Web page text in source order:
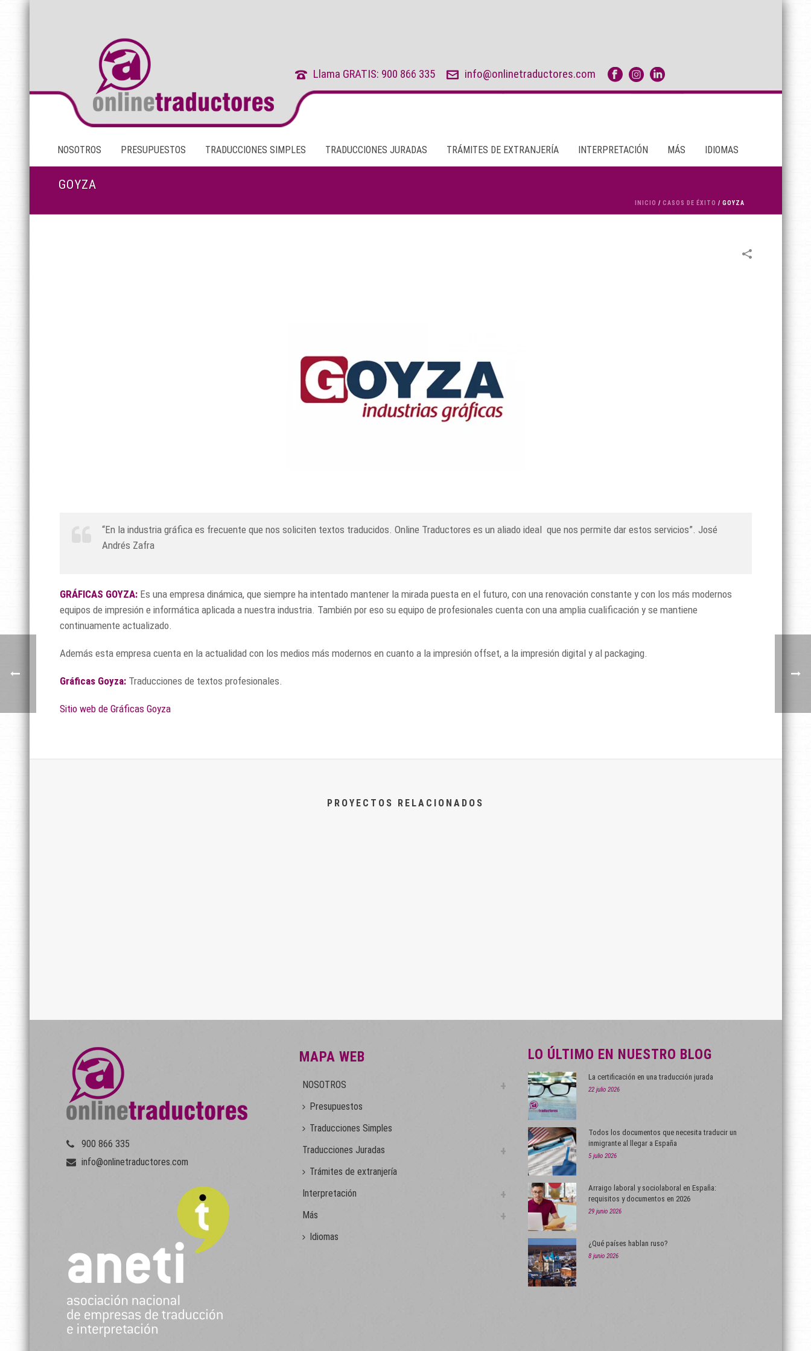
Llama GRATIS: 900 866 335 info@onlinetraductores.com
NOSOTROS PRESUPUESTOS TRADUCCIONES SIMPLES TRADUCCIONES JURADAS TRÁMITES DE EXTRANJERÍA INTERPRETACIÓN MÁS IDIOMAS
GOYZA
INICIO / CASOS DE ÉXITO / GOYZA
“En la industria gráfica es frecuente que nos soliciten textos traducidos. Online Traductores es un aliado ideal que nos permite dar estos servicios”. José
Andrés Zafra
GRÁFICAS GOYZA:Es una empresa dinámica, que siempre ha intentado mantener la mirada puesta en el futuro, con una renovación constante y con los más modernos
equipos de impresión e informática aplicada a nuestra industria. También por eso su equipo de profesionales cuenta con una amplia cualificación y se mantiene
continuamente actualizado.
Además esta empresa cuenta en la actualidad con los medios más modernos en cuanto a la impresión offset, a la impresión digital y al packaging.
Gráficas Goyza:Traducciones de textos profesionales.
Sitio web de Gráficas Goyza
PROYECTOS RELACIONADOS
900 866 335
info@onlinetraductores.com
MAPA WEB
NOSOTROS
Presupuestos
Traducciones Simples
Traducciones Juradas
Trámites de extranjería
Interpretación
Más
Idiomas
LO ÚLTIMO EN NUESTRO BLOG
La certificación en una traducción jurada
22 julio 2026
Todos los documentos que necesita traducir un
inmigrante al llegar a España
5 julio 2026
Arraigo laboral y sociolaboral en España:
requisitos y documentos en 2026
29 junio 2026
¿Qué países hablan ruso?
8 junio 2026